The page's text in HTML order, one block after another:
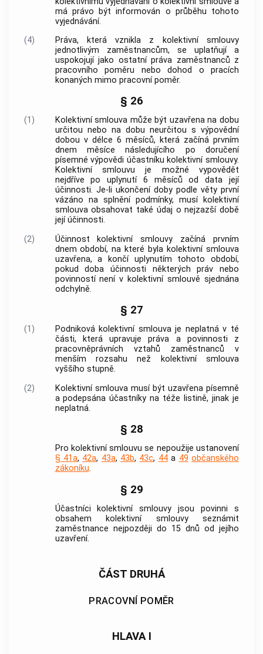
má právo být informován o průběhu tohoto
vyjednávání.
(4)
Práva, která vznikla z kolektivní smlouvy
jednotlivým zaměstnancům, se uplatňují a
uspokojují jako ostatní práva zaměstnanců z
pracovního poměru nebo dohod o pracích
konaných mimo pracovní poměr.
§ 26
(1)
Kolektivní smlouva může být uzavřena na dobu
určitou nebo na dobu neurčitou s výpovědní
dobou v délce 6 měsíců, která začíná prvním
dnem měsíce následujícího po doručení
písemné výpovědi účastníku kolektivní smlouvy.
Kolektivní smlouvu je možné vypovědět
nejdříve po uplynutí 6 měsíců od data její
účinnosti. Je-li ukončení doby podle věty první
vázáno na splnění podmínky, musí kolektivní
smlouva obsahovat také údaj o nejzazší době
její účinnosti.
(2)
Účinnost kolektivní smlouvy začíná prvním
dnem období, na které byla kolektivní smlouva
uzavřena, a končí uplynutím tohoto období,
pokud doba účinnosti některých práv nebo
povinností není v kolektivní smlouvě sjednána
odchylně.
§ 27
(1)
Podniková kolektivní smlouva je neplatná v té
části, která upravuje práva a povinnosti z
pracovněprávních vztahů zaměstnanců v
menším rozsahu než kolektivní smlouva
vyššího stupně.
(2)
Kolektivní smlouva musí být uzavřena písemně
a podepsána účastníky na téže listině, jinak je
neplatná.
§ 28
Pro kolektivní smlouvu se nepoužije ustanovení
§ 41a, 42a, 43a, 43b, 43c, 44a 49 občanského
zákoníku.
§ 29
Účastníci kolektivní smlouvy jsou povinni s
obsahem kolektivní smlouvy seznámit
zaměstnance nejpozději do 15 dnů od jejího
uzavření.
ČÁST DRUHÁ
PRACOVNÍ POMĚR
HLAVA I